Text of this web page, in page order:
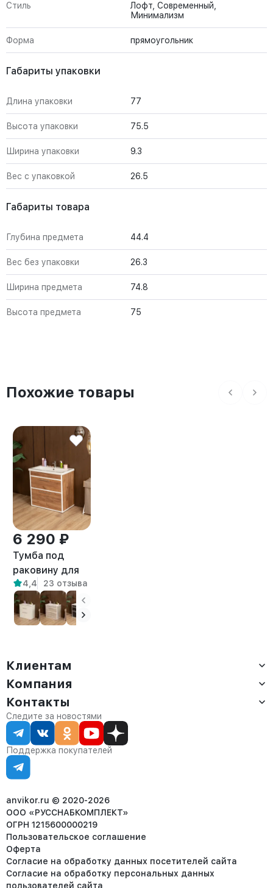
Стиль
Лофт, Современный,
Минимализм
Форма прямоугольник
Габариты упаковки
Длина упаковки 77
Высота упаковки 75.5
Ширина упаковки 9.3
Вес с упаковкой 26.5
Габариты товара
Глубина предмета 44.4
Вес без упаковки 26.3
Ширина предмета 74.8
Высота предмета 75
Похожие товары
6 290 ₽
Тумба под
раковину для
ванной лофт
Шимри белый/
амаретто
4,4 23 отзыва
Клиентам
Доставка
Оплата
Сервис
Статус заказа
Статьи
Компания
О компании
Контакты
Партнёрам
Контакты
Отдел продаж:
8 (800) 234-22-62
corp@anvikor.ru
Ежедневно, с 7:00-19:00 (МСК)
Отдел рекламации:
8 (953) 455-25-61
Следите за новостями
Поддержка покупателей
anvikor.ru © 2020-2026
ООО «РУССНАБКОМПЛЕКТ»
ОГРН 1215600000219
Пользовательское соглашение
Оферта
Согласие на обработку данных посетителей сайта
Согласие на обработку персональных данных
пользователей сайта